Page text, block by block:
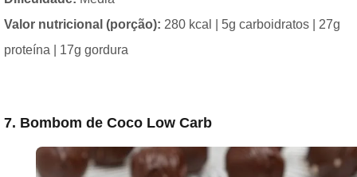
Valor nutricional (porção): 280 kcal | 5g carboidratos | 27g
proteína | 17g gordura
7. Bombom de Coco Low Carb